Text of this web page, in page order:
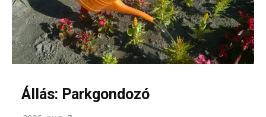
Állás: Parkgondozó